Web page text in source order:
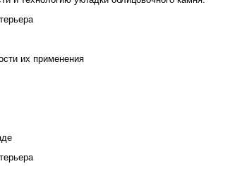
их применения